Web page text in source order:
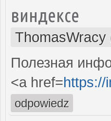
виндексе
Полезная
<a href=https://
odpowiedz